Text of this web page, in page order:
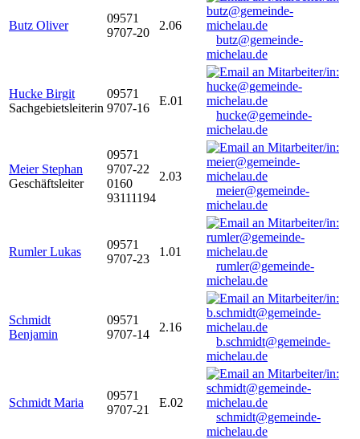
Butz Oliver
09571
9707-20
2.06
butz@gemeinde-
michelau.de
Hucke Birgit
Sachgebietsleiterin
09571
9707-16
E.01
hucke@gemeinde-
michelau.de
Meier Stephan
Geschäftsleiter
09571
9707-22
0160
93111194
2.03
meier@gemeinde-
michelau.de
Rumler Lukas
09571
9707-23
1.01
rumler@gemeinde-
michelau.de
Schmidt
Benjamin
09571
9707-14
2.16
b.schmidt@gemeinde-
michelau.de
Schmidt Maria
09571
9707-21
E.02
schmidt@gemeinde-
michelau.de